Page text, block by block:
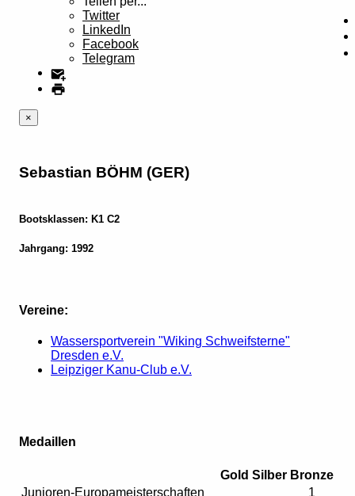
Twitter
LinkedIn
Facebook
Telegram
×
Sebastian BÖHM (GER)
Bootsklassen: K1 C2
Jahrgang: 1992
Vereine:
Wassersportverein "Wiking Schweifsterne"
Dresden e.V.
Leipziger Kanu-Club e.V.
Medaillen
Gold Silber Bronze
Junioren-Europameisterschaften
1